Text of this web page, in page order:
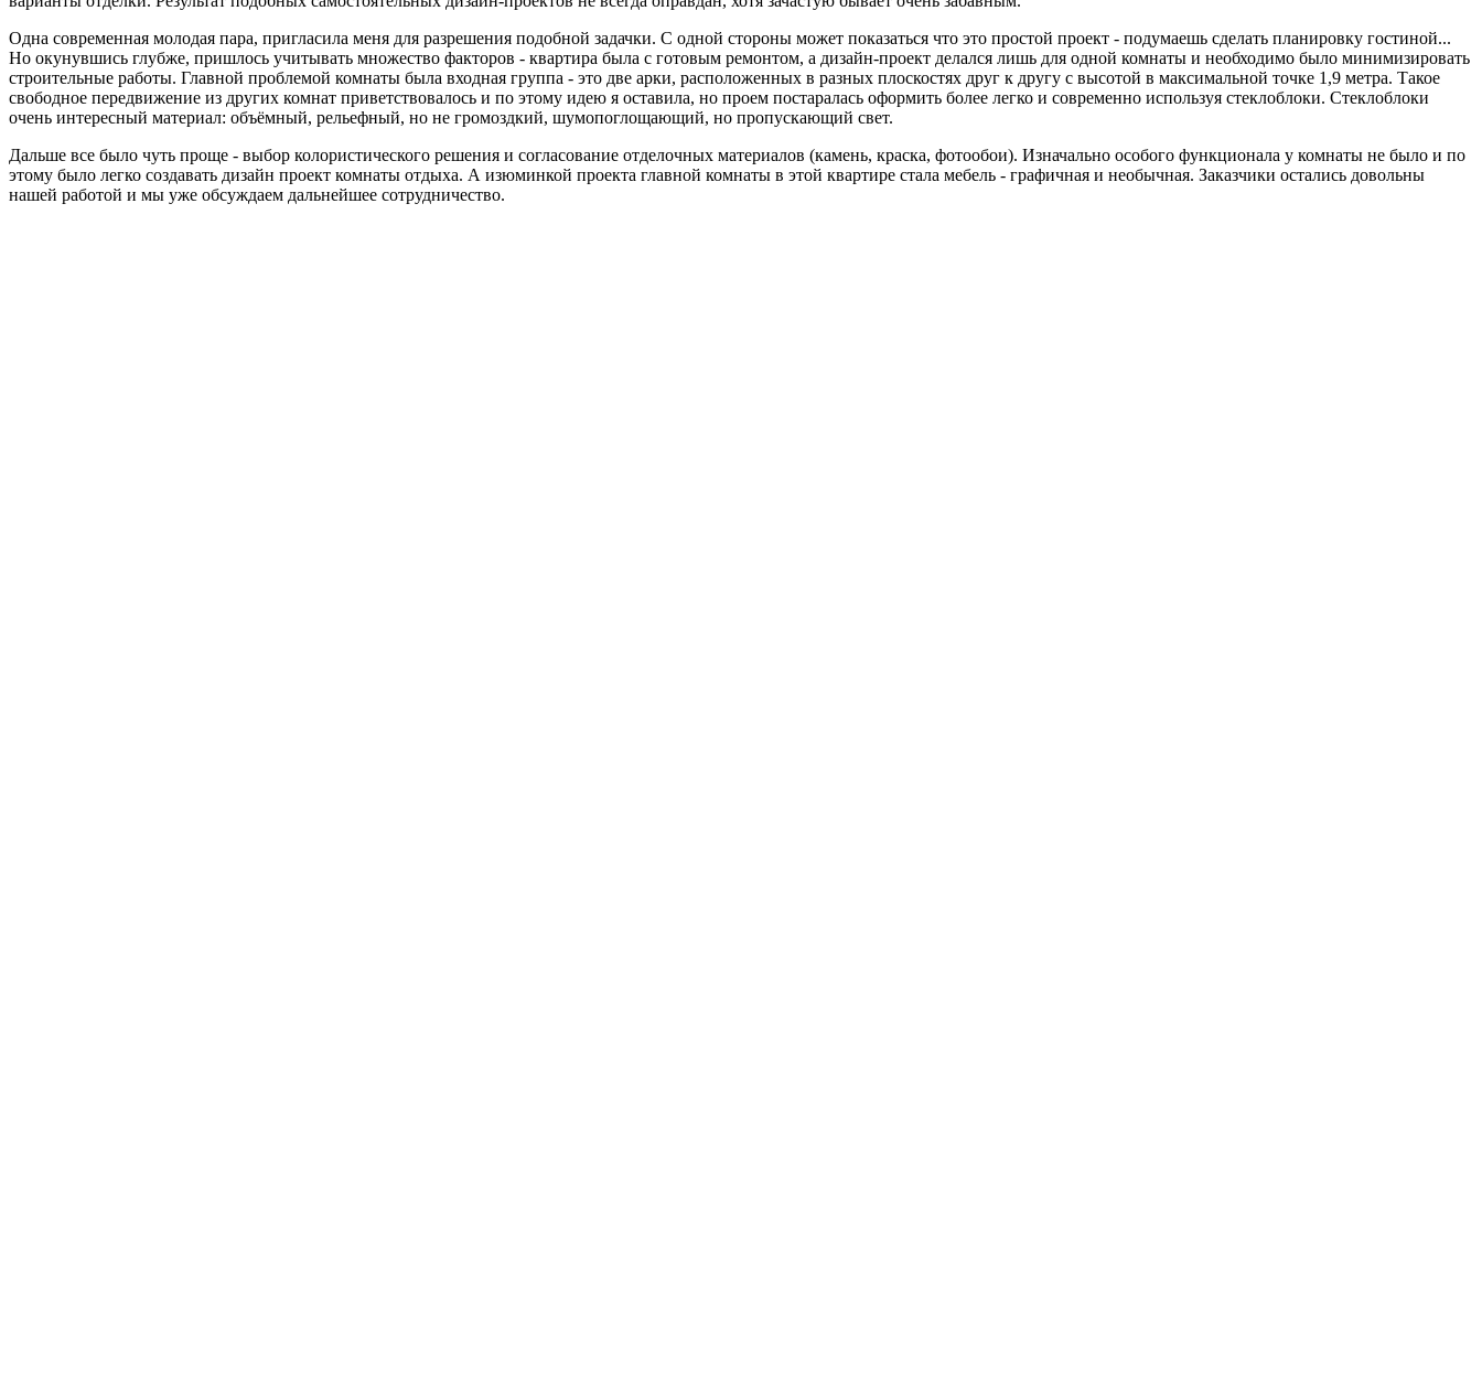
Одна современная молодая пара, пригласила меня для разрешения подобной задачки. С одной стороны может показаться что это простой проект - подумаешь сделать планировку гостиной...
Но окунувшись глубже, пришлось учитывать множество факторов - квартира была с готовым ремонтом, а дизайн-проект делался лишь для одной комнаты и необходимо было минимизировать
строительные работы. Главной проблемой комнаты была входная группа - это две арки, расположенных в разных плоскостях друг к другу с высотой в максимальной точке 1,9 метра. Такое
свободное передвижение из других комнат приветствовалось и по этому идею я оставила, но проем постаралась оформить более легко и современно используя стеклоблоки. Стеклоблоки
очень интересный материал: объёмный, рельефный, но не громоздкий, шумопоглощающий, но пропускающий свет.
Дальше все было чуть проще - выбор колористического решения и согласование отделочных материалов (камень, краска, фотообои). Изначально особого функционала у комнаты не было и по
этому было легко создавать дизайн проект комнаты отдыха. А изюминкой проекта главной комнаты в этой квартире стала мебель - графичная и необычная. Заказчики остались довольны
нашей работой и мы уже обсуждаем дальнейшее сотрудничество.